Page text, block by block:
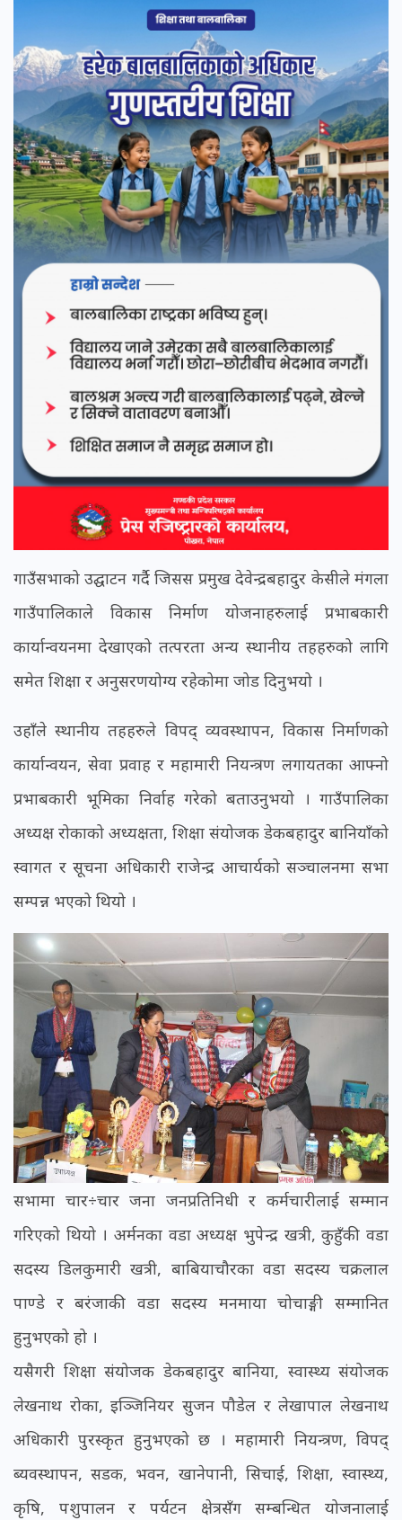
गाउँसभाको उद्घाटन गर्दै जिसस प्रमुख देवेन्द्रबहादुर केसीले मंगला
गाउँपालिकाले विकास निर्माण योजनाहरुलाई प्रभाबकारी
कार्यान्वयनमा देखाएको तत्परता अन्य स्थानीय तहहरुको लागि
समेत शिक्षा र अनुसरणयोग्य रहेकोमा जोड दिनुभयो ।
उहाँले स्थानीय तहहरुले विपद् व्यवस्थापन, विकास निर्माणको
कार्यान्वयन, सेवा प्रवाह र महामारी नियन्त्रण लगायतका आफ्नो
प्रभाबकारी भूमिका निर्वाह गरेको बताउनुभयो । गाउँपालिका
अध्यक्ष रोकाको अध्यक्षता, शिक्षा संयोजक डेकबहादुर बानियाँको
स्वागत र सूचना अधिकारी राजेन्द्र आचार्यको सञ्चालनमा सभा
सम्पन्न भएको थियो ।
सभामा चार÷चार जना जनप्रतिनिधी र कर्मचारीलाई सम्मान
गरिएको थियो । अर्मनका वडा अध्यक्ष भुपेन्द्र खत्री, कुहुँकी वडा
सदस्य डिलकुमारी खत्री, बाबियाचौरका वडा सदस्य चक्रलाल
पाण्डे र बरंजाकी वडा सदस्य मनमाया चोचाङ्गी सम्मानित
हुनुभएको हो ।
यसैगरी शिक्षा संयोजक डेकबहादुर बानिया, स्वास्थ्य संयोजक
लेखनाथ रोका, इञ्जिनियर सुजन पौडेल र लेखापाल लेखनाथ
अधिकारी पुरस्कृत हुनुभएको छ । महामारी नियन्त्रण, विपद्
ब्यवस्थापन, सडक, भवन, खानेपानी, सिचाई, शिक्षा, स्वास्थ्य,
कृषि, पशुपालन र पर्यटन क्षेत्रसँग सम्बन्धित योजनालाई